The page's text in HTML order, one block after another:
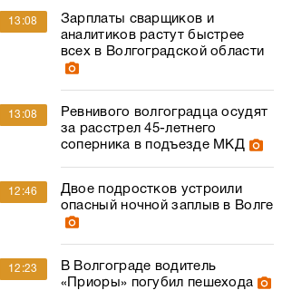
13:08
Зарплаты сварщиков и
аналитиков растут быстрее
всех в Волгоградской области
13:08
Ревнивого волгоградца осудят
за расстрел 45-летнего
соперника в подъезде МКД
12:46
Двое подростков устроили
опасный ночной заплыв в Волге
12:23
В Волгограде водитель
«Приоры» погубил пешехода